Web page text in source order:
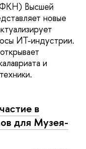
Высшей
новые
ИТ-индустрии.
и
в
для Музея-